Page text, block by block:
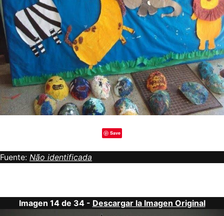
Save
Fuente: Não identificada
Imagen 14 de 34 - Descargar la Imagen Original